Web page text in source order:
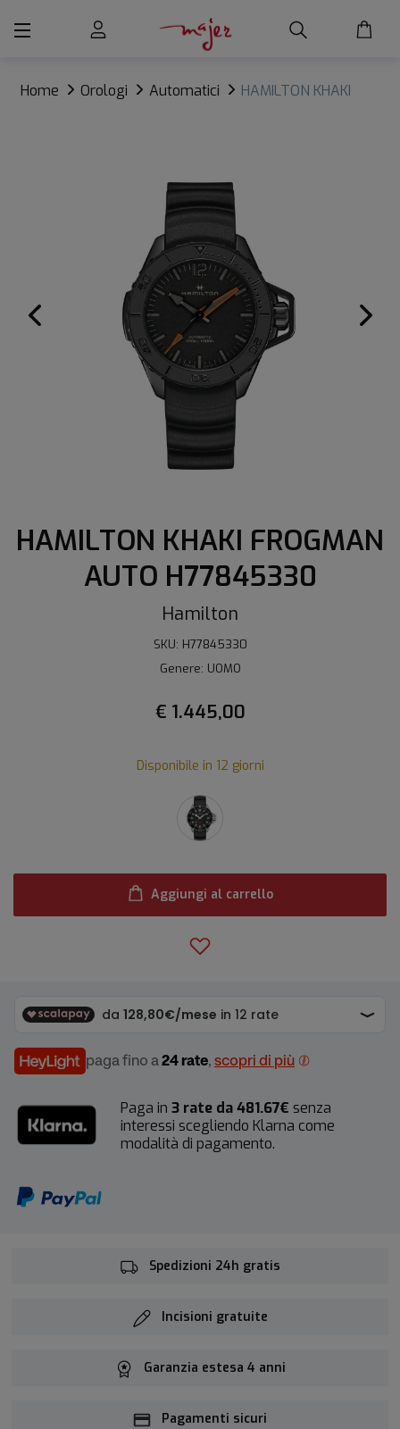
Home Orologi Automatici
HAMILTON KHAKI
HAMILTON KHAKI FROGMAN
AUTO H77845330
Hamilton
SKU: H77845330
Genere: UOMO
€ 1.445,00
Disponibile in 12 giorni
Aggiungi al carrello
paga fino a 24 rate, scopri di più
Paga in 3 rate da 481.67€ senza
interessi scegliendo Klarna come
modalità di pagamento.
Spedizioni 24h gratis
Incisioni gratuite
Garanzia estesa 4 anni
Pagamenti sicuri